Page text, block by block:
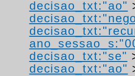
decisao_txt:"ao"
decisao_txt:"se"
decisao_txt:"ao"